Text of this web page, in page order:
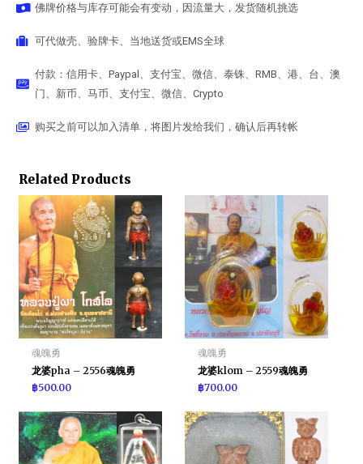
佛牌价格与库存可能会有变动，因流量大，发货随机挑选
可代做壳、验牌卡、当地送货或EMS全球
付款：信用卡、Paypal、支付宝、微信、泰铢、RMB、港、台、澳
门、新币、马币、支付宝、微信、Crypto
购买之前可以加入清单，将图片发给我们，确认后再转帐
Related Products
魂魄勇
龙婆pha – 2556魂魄勇
฿500.00
魂魄勇
龙婆klom – 2559魂魄勇
฿700.00